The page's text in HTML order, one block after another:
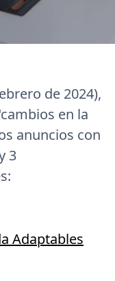
de 2024),
en la
anuncios con
3
Adaptables